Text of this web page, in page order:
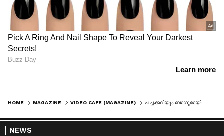
HOME MAGAZINE VIDEO CAFE (MAGAZINE)
NEWS